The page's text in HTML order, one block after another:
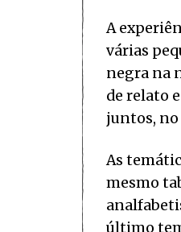
A
várias
negra na
de relato
juntos, no
As
mesmo
último